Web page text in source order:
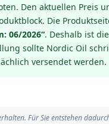
Den aktuellen Preis
Die
06/2026“. Deshalb ist
sollte Nordic Oil
versendet werden.
Für Sie entstehen